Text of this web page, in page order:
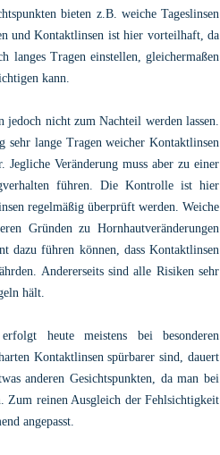
bieten z.B. weiche Tageslinsen
und Kontaktlinsen ist hier vorteilhaft, da
langes Tragen einstellen, gleichermaßen
kann.
nicht zum Nachteil werden lassen.
sehr lange Tragen weicher Kontaktlinsen
Jegliche Veränderung muss aber zu einer
führen. Die Kontrolle ist hier
regelmäßig überprüft werden. Weiche
Gründen zu Hornhautveränderungen
dazu führen können, dass Kontaktlinsen
Andererseits sind alle Risiken sehr
hält.
heute meistens bei besonderen
Kontaktlinsen spürbarer sind, dauert
anderen Gesichtspunkten, da man bei
Zum reinen Ausgleich der Fehlsichtigkeit
angepasst.